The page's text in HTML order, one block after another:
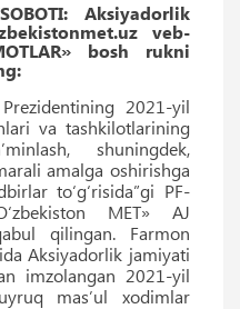
Aksiyadorlik
veb-
bosh rukni
2021-yil
va tashkilotlarining
shuningdek,
amalga oshirishga
to‘g‘risida”gi PF-
MET» AJ
qilingan. Farmon
Aksiyadorlik jamiyati
imzolangan 2021-yil
masʼul xodimlar